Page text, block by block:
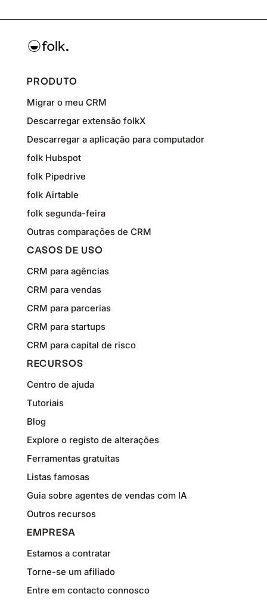
PRODUTO
Migrar o meu CRM
Descarregar extensão folkX
Descarregar a aplicação para computador
folk Hubspot
folk Pipedrive
folk Airtable
folk segunda-feira
Outras comparações de CRM
CASOS DE USO
CRM para agências
CRM para vendas
CRM para parcerias
CRM para startups
CRM para capital de risco
RECURSOS
Centro de ajuda
Tutoriais
Blog
Explore o registo de alterações
Ferramentas gratuitas
Listas famosas
Guia sobre agentes de vendas com IA
Outros recursos
EMPRESA
Estamos a contratar
Torne-se um afiliado
Entre em contacto connosco